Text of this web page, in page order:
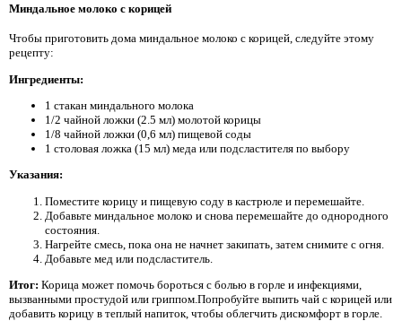
Миндальное молоко с корицей
Чтобы приготовить дома миндальное молоко с корицей, следуйте этому
рецепту:
Ингредиенты:
1 стакан миндального молока
1/2 чайной ложки (2.5 мл) молотой корицы
1/8 чайной ложки (0,6 мл) пищевой соды
1 столовая ложка (15 мл) меда или подсластителя по выбору
Указания:
Поместите корицу и пищевую соду в кастрюле и перемешайте.
Добавьте миндальное молоко и снова перемешайте до однородного
состояния.
Нагрейте смесь, пока она не начнет закипать, затем снимите с огня.
Добавьте мед или подсластитель.
Итог: Корица может помочь бороться с болью в горле и инфекциями,
вызванными простудой или гриппом.Попробуйте выпить чай с корицей или
добавить корицу в теплый напиток, чтобы облегчить дискомфорт в горле.